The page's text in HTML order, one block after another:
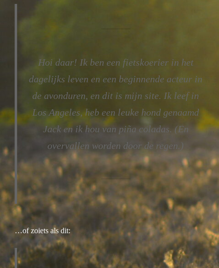
Hoi daar! Ik ben een fietskoerier in het
dagelijks leven en een beginnende acteur in
de avonduren, en dit is mijn site. Ik leef in
Los Angeles, heb een leuke hond genaamd
Jack en ik hou van piña coladas. (En
overvallen worden door de regen.)
…of zoiets als dit: